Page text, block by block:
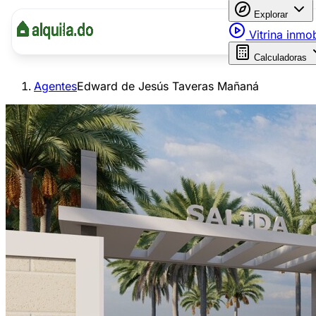
Explorar
Vitrina
Calculadoras
AgentesEdward de Jesús Taveras Mañaná